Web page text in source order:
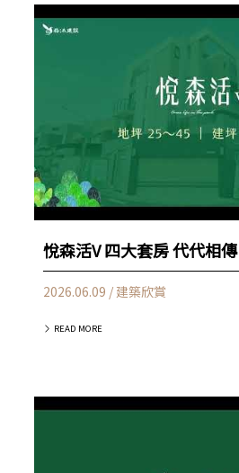
悅森活V 四大套房 代代相傳
2026.06.09 / 建築欣賞
READ MORE